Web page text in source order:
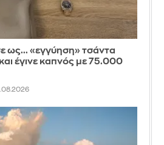
ως... «εγγύηση» τσάντα
έγινε καπνός με 75.000